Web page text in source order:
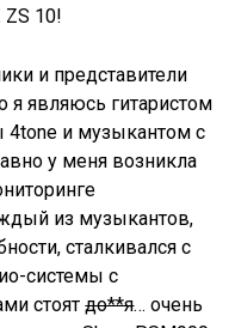
ZS 10!
и представители
я являюсь гитаристом
4tone и музыкантом с
у меня возникла
из музыкантов,
сталкивался с
системы с
стоятдо**я… очень